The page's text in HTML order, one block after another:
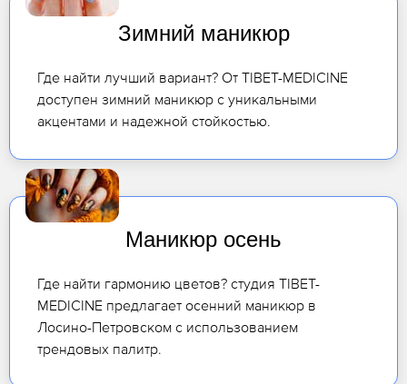
Зимний маникюр
Где найти лучший вариант? От TIBET-MEDICINE
доступен зимний маникюр с уникальными
акцентами и надежной стойкостью.
Маникюр осень
Где найти гармонию цветов? студия TIBET-
MEDICINE предлагает осенний маникюр в
Лосино-Петровском с использованием
трендовых палитр.